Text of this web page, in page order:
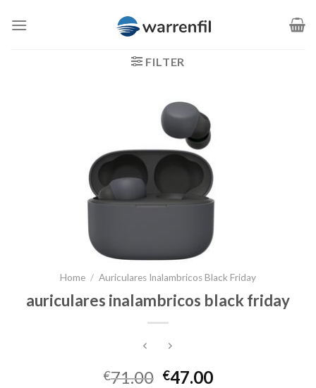
FILTER
Home / Auriculares Inalambricos Black Friday
auriculares inalambricos black friday
€71.00 €47.00